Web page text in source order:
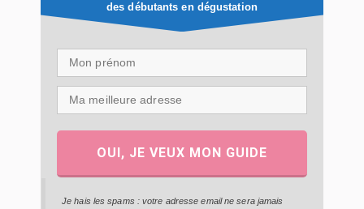
des débutants en dégustation
OUI, JE VEUX MON GUIDE
Je hais les spams : votre adresse email ne sera jamais